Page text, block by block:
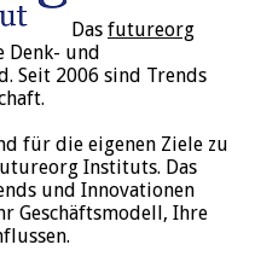
Das futureorg
Denk- und
Seit 2006 sind Trends
für die eigenen Ziele zu
Instituts. Das
und Innovationen
Geschäftsmodell, Ihre